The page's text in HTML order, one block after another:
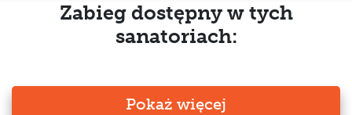
Zabieg dostępny w tych
sanatoriach:
Pokaż więcej